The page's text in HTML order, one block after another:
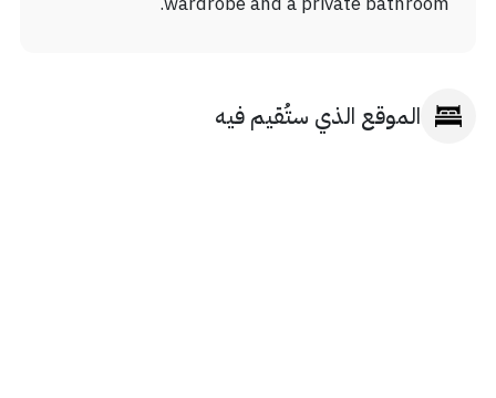
الموقع الذي ستُقيم فيه